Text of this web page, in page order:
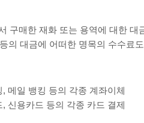
구매한 재화 또는 용역에 대한
의 대금에 어떠한 명목의 수수료
메일 뱅킹 등의 각종 계좌이체
신용카드 등의 각종 카드 결제